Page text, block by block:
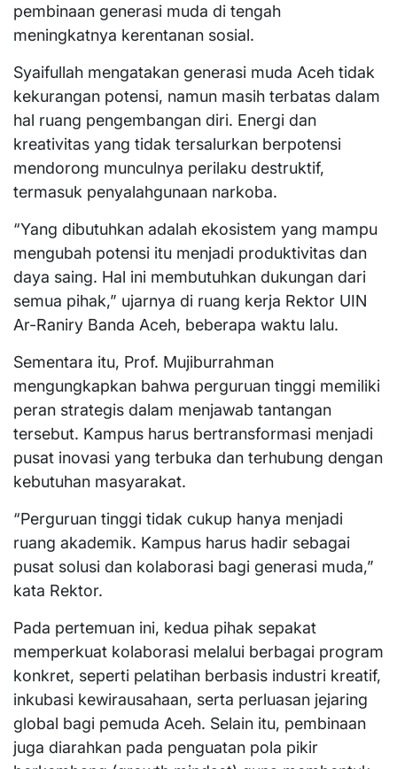
pembinaan generasi muda di tengah
meningkatnya kerentanan sosial.
Syaifullah mengatakan generasi muda Aceh tidak
kekurangan potensi, namun masih terbatas dalam
hal ruang pengembangan diri. Energi dan
kreativitas yang tidak tersalurkan berpotensi
mendorong munculnya perilaku destruktif,
termasuk penyalahgunaan narkoba.
“Yang dibutuhkan adalah ekosistem yang mampu
mengubah potensi itu menjadi produktivitas dan
daya saing. Hal ini membutuhkan dukungan dari
semua pihak,” ujarnya di ruang kerja Rektor UIN
Ar-Raniry Banda Aceh, beberapa waktu lalu.
Sementara itu, Prof. Mujiburrahman
mengungkapkan bahwa perguruan tinggi memiliki
peran strategis dalam menjawab tantangan
tersebut. Kampus harus bertransformasi menjadi
pusat inovasi yang terbuka dan terhubung dengan
kebutuhan masyarakat.
“Perguruan tinggi tidak cukup hanya menjadi
ruang akademik. Kampus harus hadir sebagai
pusat solusi dan kolaborasi bagi generasi muda,”
kata Rektor.
Pada pertemuan ini, kedua pihak sepakat
memperkuat kolaborasi melalui berbagai program
konkret, seperti pelatihan berbasis industri kreatif,
inkubasi kewirausahaan, serta perluasan jejaring
global bagi pemuda Aceh. Selain itu, pembinaan
juga diarahkan pada penguatan pola pikir